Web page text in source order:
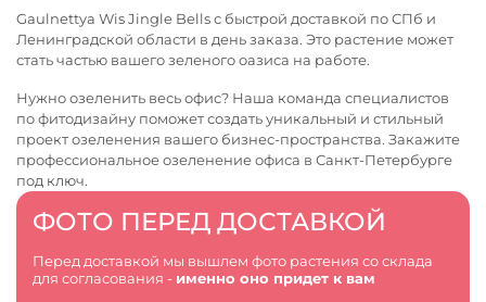
ФОТО ПЕРЕД ДОСТАВКОЙ
Перед доставкой мы вышлем фото растения со склада
для согласования - именно оно придет к вам
Gaulnettya Wis Jingle Bells с быстрой доставкой по СПб и
Ленинградской области в день заказа. Это растение может
стать частью вашего зеленого оазиса на работе.
Нужно озеленить весь офис? Наша команда специалистов
по фитодизайну поможет создать уникальный и стильный
проект озеленения вашего бизнес-пространства. Закажите
профессиональноеозеленение офиса в Санкт-Петербурге
под ключ.